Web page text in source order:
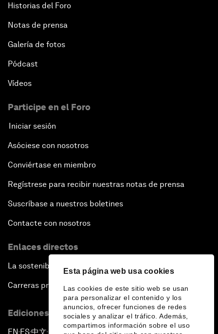
Esta página web usa cookies
Las cookies de este sitio web se usan
para personalizar el contenido y los
anuncios, ofrecer funciones de redes
sociales y analizar el tráfico. Además,
compartimos información sobre el uso
Historias del Foro
Notas de prensa
Galería de fotos
Pódcast
Vídeos
Participe en el Foro
Iniciar sesión
Asóciese con nosotros
Conviértase en miembro
Regístrese para recibir nuestras notas de prensa
Suscríbase a nuestros boletines
Contacte con nosotros
Enlaces directos
La sostenibilidad en el Foro
Carreras profesionales
Ediciones en otros idiomas
EN ▪ES▪中文▪ 日本語